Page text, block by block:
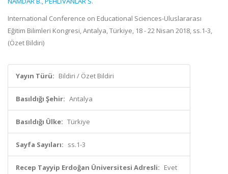
International Conference on Educational Sciences-Uluslararası
Eğitim Bilimleri Kongresi, Antalya, Türkiye, 18 - 22 Nisan 2018, ss.1-3,
(Özet Bildiri)
Yayın Türü: Bildiri / Özet Bildiri
Basıldığı Şehir: Antalya
Basıldığı Ülke: Türkiye
Sayfa Sayıları: ss.1-3
Recep Tayyip Erdoğan Üniversitesi Adresli: Evet